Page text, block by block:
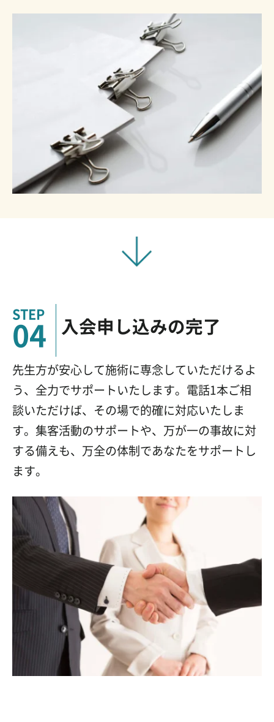
04 入会申し込みの完了
先生方が安心して施術に専念していただけるよ
う、全力でサポートいたします。電話1本ご相
談いただけば、その場で的確に対応いたしま
す。集客活動のサポートや、万が一の事故に対
する備えも、万全の体制であなたをサポートし
ます。